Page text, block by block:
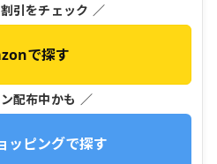
引をチェック ／
で探す
配布中かも ／
ッピングで探す